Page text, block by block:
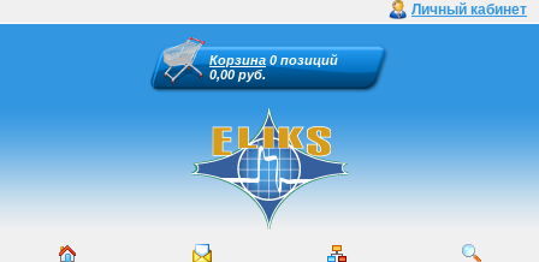
Личный кабинет
Корзина 0 позиций
0,00 руб.